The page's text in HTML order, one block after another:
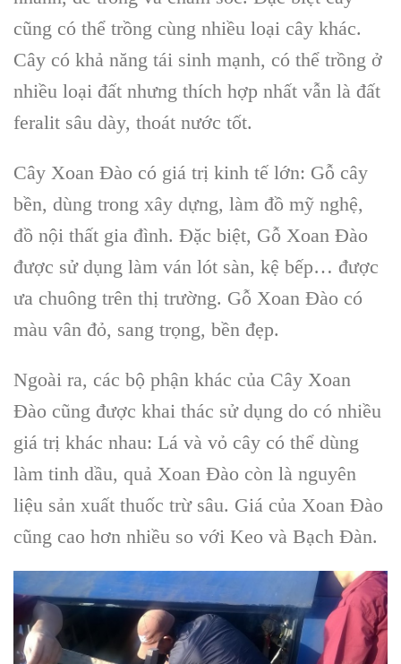
cũng có thể trồng cùng nhiều loại cây khác.
Cây có khả năng tái sinh mạnh, có thể trồng ở
nhiều loại đất nhưng thích hợp nhất vẫn là đất
feralit sâu dày, thoát nước tốt.
Cây Xoan Đào có giá trị kinh tế lớn: Gỗ cây
bền, dùng trong xây dựng, làm đồ mỹ nghệ,
đồ nội thất gia đình. Đặc biệt, Gỗ Xoan Đào
được sử dụng làm ván lót sàn, kệ bếp… được
ưa chuông trên thị trường. Gỗ Xoan Đào có
màu vân đỏ, sang trọng, bền đẹp.
Ngoài ra, các bộ phận khác của Cây Xoan
Đào cũng được khai thác sử dụng do có nhiều
giá trị khác nhau: Lá và vỏ cây có thể dùng
làm tinh dầu, quả Xoan Đào còn là nguyên
liệu sản xuất thuốc trừ sâu. Giá của Xoan Đào
cũng cao hơn nhiều so với Keo và Bạch Đàn.